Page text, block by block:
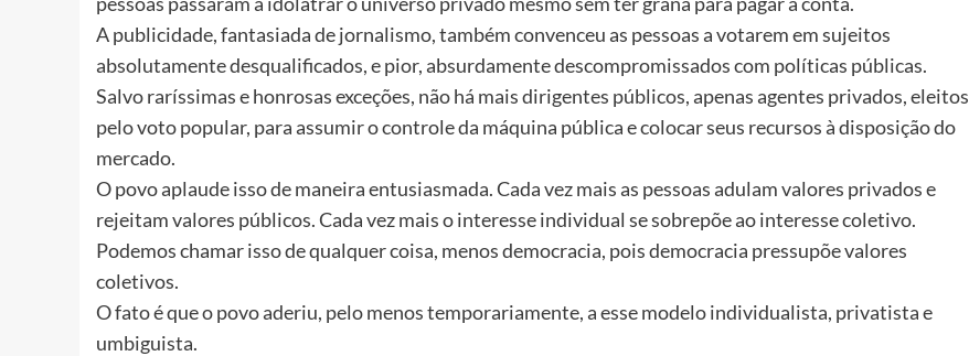
A publicidade, fantasiada de jornalismo, também convenceu as pessoas a votarem em sujeitos
absolutamente desqualificados, e pior, absurdamente descompromissados com políticas públicas.
Salvo raríssimas e honrosas exceções, não há mais dirigentes públicos, apenas agentes privados, eleitos
pelo voto popular, para assumir o controle da máquina pública e colocar seus recursos à disposição do
mercado.
O povo aplaude isso de maneira entusiasmada. Cada vez mais as pessoas adulam valores privados e
rejeitam valores públicos. Cada vez mais o interesse individual se sobrepõe ao interesse coletivo.
Podemos chamar isso de qualquer coisa, menos democracia, pois democracia pressupõe valores
coletivos.
O fato é que o povo aderiu, pelo menos temporariamente, a esse modelo individualista, privatista e
umbiguista.